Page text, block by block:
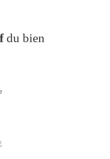
du bien